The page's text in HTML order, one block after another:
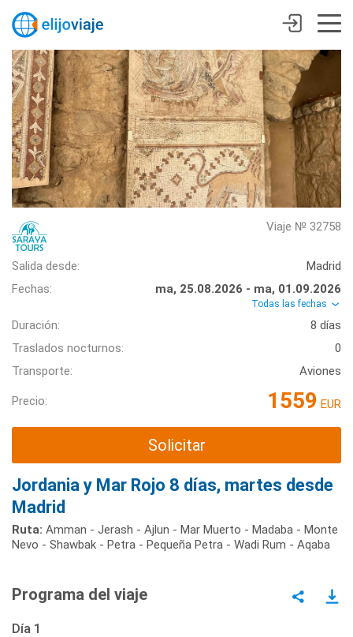
Viaje № 32758
Salida desde:
Madrid
Fechas:
ma, 25.08.2026 - ma, 01.09.2026
Todas las fechas
Duración:
8 días
Traslados nocturnos:
0
Transporte:
Aviones
Precio: 1559 EUR
Solicitar
Jordania y Mar Rojo 8 días, martes desde
Madrid
Ruta: Amman - Jerash - Ajlun - Mar Muerto - Madaba - Monte
Nevo - Shawbak - Petra - Pequeña Petra - Wadi Rum - Aqaba
Programa del viaje
Día 1